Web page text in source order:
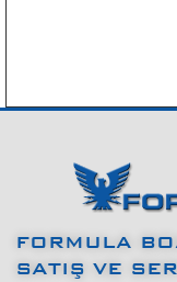
FORMULA
SATIŞ VE